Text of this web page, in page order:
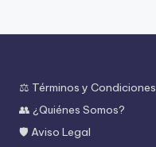
⚖️ Términos y Condiciones
👥 ¿Quiénes Somos?
🛡️ Aviso Legal